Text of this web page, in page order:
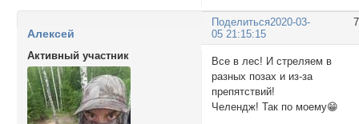
Поделиться2020-03-
05 21:15:15
Алексей
Активный участник
Все в лес! И стреляем в
разных позах и из-за
препятствий!
Челендж! Так по моему😁